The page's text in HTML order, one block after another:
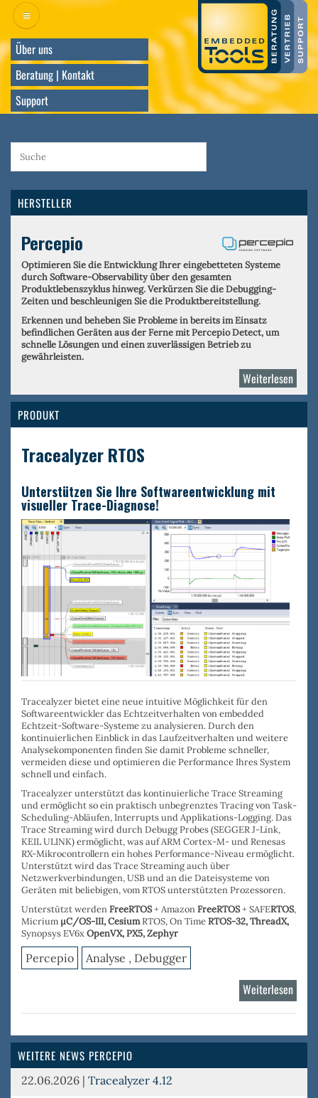
Direkt
zum
InhaltÜber uns
Beratung | Kontakt
Support
HERSTELLER
Percepio
Optimieren Sie die Entwicklung Ihrer eingebetteten Systeme
durch Software-Observability über den gesamten
Produktlebenszyklus hinweg. Verkürzen Sie die Debugging-
Zeiten und beschleunigen Sie die Produktbereitstellung.
Erkennen und beheben Sie Probleme in bereits im Einsatz
befindlichen Geräten aus der Ferne mit Percepio Detect, um
schnelle Lösungen und einen zuverlässigen Betrieb zu
gewährleisten.
Weiterlesen
PRODUKT
Tracealyzer RTOS
Unterstützen Sie Ihre Softwareentwicklung mit
visueller Trace-Diagnose!
Tracealyzer bietet eine neue intuitive Möglichkeit für den
Softwareentwickler das Echtzeitverhalten von embedded
Echtzeit-Software-Systeme zu analysieren. Durch den
kontinuierlichen Einblick in das Laufzeitverhalten und weitere
Analysekomponenten finden Sie damitProbleme schneller,
vermeiden diese und optimieren die PerformanceIhres System
schnell und einfach.
Tracealyzerunterstützt daskontinuierliche Trace Streaming
und ermöglicht so ein praktisch unbegrenztes Tracing von Task-
Scheduling-Abläufen, Interrupts und Applikations-Logging. Das
Trace Streaming wird durch Debugg Probes(SEGGER J-Link,
KEIL ULINK) ermöglicht, was auf ARM Cortex-M- und Renesas
RX-Mikrocontrollern ein hohes Performance-Niveau ermöglicht.
Unterstützt wird das Trace Streaming auch über
Netzwerkverbindungen, USBund an dieDateisystemevon
Geräten mit beliebigen, vom RTOS unterstützten Prozessoren.
Unterstützt werden FreeRTOS+ Amazon FreeRTOS+ SAFERTOS,
Micrium µC/OS-III,CesiumRTOS, On TimeRTOS-32,ThreadX,
Synopsys EV6xOpenVX,PX5, Zephyr
Percepio Analyse , Debugger
Weiterlesen
WEITERE NEWS PERCEPIO
22.06.2026 | Tracealyzer 4.12